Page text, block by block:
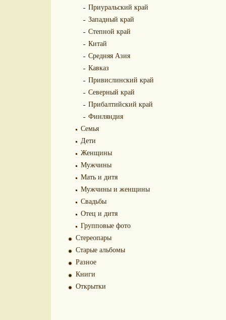
Приуральский край
Западный край
Степной край
Китай
Средняя Азия
Кавказ
Привислинский край
Северный край
Прибалтийский край
Финляндия
Семья
Дети
Женщины
Мужчины
Мать и дитя
Мужчины и женщины
Свадьбы
Отец и дитя
Групповые фото
Стереопары
Старые альбомы
Разное
Книги
Открытки